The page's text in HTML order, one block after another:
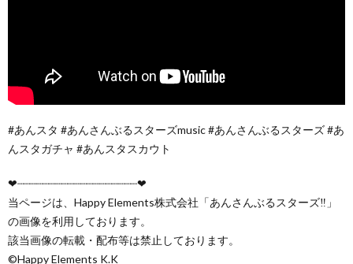
#あんスタ #あんさんぶるスターズmusic #あんさんぶるスターズ #あ
んスタガチャ #あんスタスカウト
❤︎︎︎︎┈┈┈┈┈┈┈┈┈┈┈┈┈┈┈┈┈┈┈❤︎
当ページは、Happy Elements株式会社「あんさんぶるスターズ‼︎」
の画像を利用しております。
該当画像の転載・配布等は禁止しております。
©Happy Elements K.K